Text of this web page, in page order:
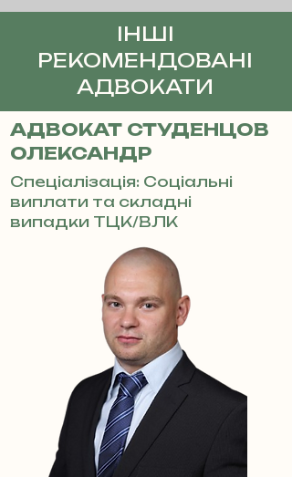
ІНШІ
РЕКОМЕНДОВАНІ
АДВОКАТИ
АДВОКАТ СТУДЕНЦОВ
ОЛЕКСАНДР
Спеціалізація: Соціальні
виплати та складні
випадки ТЦК/ВЛК